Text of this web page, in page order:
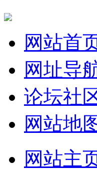
网站首
网址导
论坛社
网站地
网站主